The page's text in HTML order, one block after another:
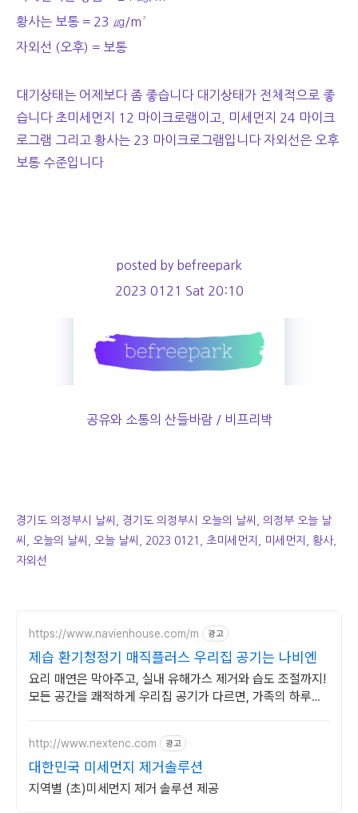
황사는 보통 = 23 ㎍/m³
자외선 (오후) = 보통
대기상태는 어제보다 좀 좋습니다 대기상태가 전체적으로 좋
습니다 초미세먼지 12 마이크로램이고, 미세먼지 24 마이크
로그램 그리고 황사는 23 마이크로그램입니다 자외선은 오후
보통 수준입니다
posted by befreepark
2023 0121 Sat 20:10
공유와 소통의 산들바람 / 비프리박
경기도 의정부시 날씨, 경기도 의정부시 오늘의 날씨, 의정부 오늘 날
씨, 오늘의 날씨, 오늘 날씨, 2023 0121, 초미세먼지, 미세먼지, 황사,
자외선
https://www.navienhouse.com/m 광고
제습 환기청정기 매직플러스 우리집 공기는 나비엔
요리 매연은 막아주고, 실내 유해가스 제거와 습도 조절까지!
모든 공간을 쾌적하게 우리집 공기가 다르면, 가족의 하루도
http://www.nextenc.com 광고
대한민국 미세먼지 제거솔루션
지역별 (초)미세먼지 제거 솔루션 제공